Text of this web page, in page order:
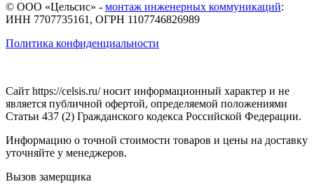
© ООО «Цельсис» - монтаж инженерных коммуникаций:
ИНН 7707735161, ОГРН 1107746826989
Политика конфиденциальности
Сайт https://celsis.ru/ носит информационный характер и не
является публичной офертой, определяемой положениями
Статьи 437 (2) Гражданского кодекса Российской Федерации.
Информацию о точной стоимости товаров и цены на доставку
уточняйте у менеджеров.
Вызов замерщика